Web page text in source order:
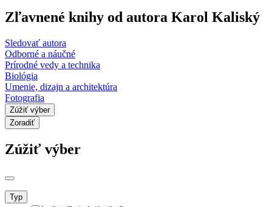
Zľavnené knihy od autora Karol Kaliský
Sledovať autora
Odborné a náučné
Prírodné vedy a technika
Biológia
Umenie, dizajn a architektúra
Fotografia
Zúžiť výber
Zoradiť
Zúžiť výber
Typ